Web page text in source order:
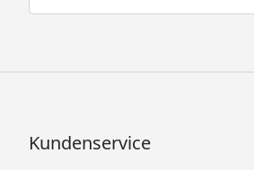
Kundenservice